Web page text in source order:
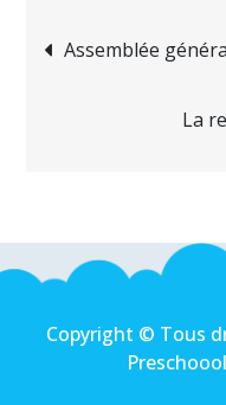
Assemblée
La
Copyright © Tous